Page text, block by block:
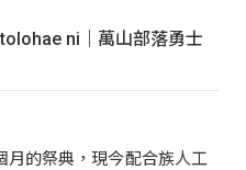
ni｜萬山部落勇士
月的祭典，現今配合族人工